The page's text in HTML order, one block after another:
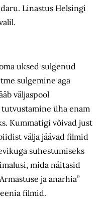
Linastus Helsingi
uksed sulgenud
sulgemine aga
väljaspool
üha enam
Kummatigi võivad just
välja jäävad filmid
suhestumiseks
mida näitasid
ja anarhia”
filmid.